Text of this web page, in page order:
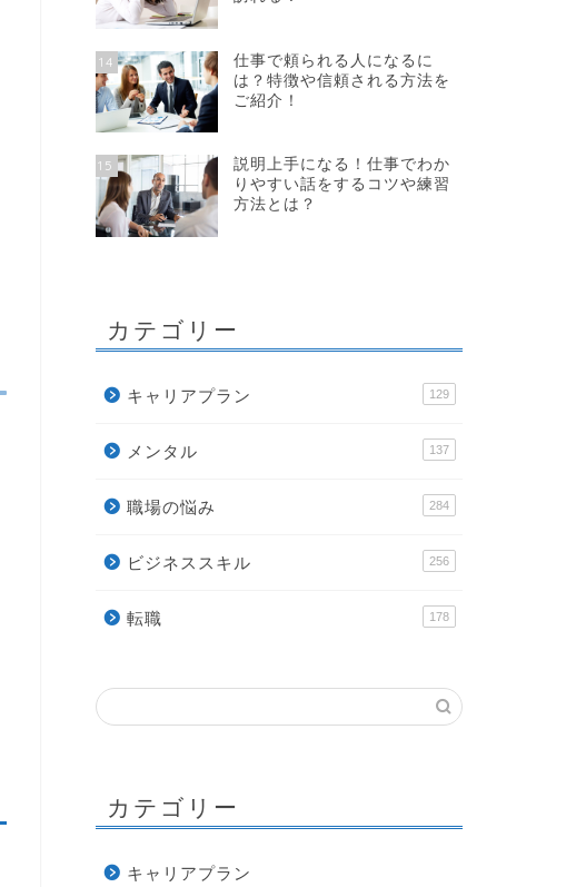
14
仕事で頼られる人になるに
は？特徴や信頼される方法を
ご紹介！
15
説明上手になる！仕事でわか
りやすい話をするコツや練習
方法とは？
カテゴリー
キャリアプラン 129
メンタル 137
職場の悩み 284
ビジネススキル 256
転職 178
カテゴリー
キャリアプラン